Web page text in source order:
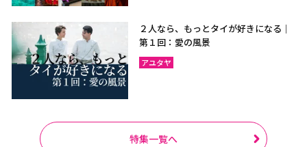
２人なら、もっとタイが好きになる｜
第１回：愛の風景
アユタヤ
特集一覧へ